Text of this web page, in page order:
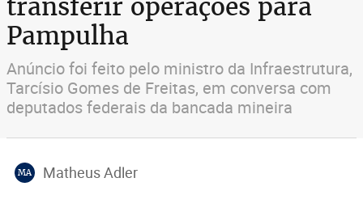
transferir operações para
Pampulha
Anúncio foi feito pelo ministro da Infraestrutura,
Tarcísio Gomes de Freitas, em conversa com
deputados federais da bancada mineira
MA Matheus Adler